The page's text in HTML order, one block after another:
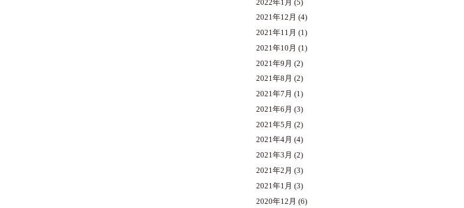
2022年1月 (5)
2021年12月 (4)
2021年11月 (1)
2021年10月 (1)
2021年9月 (2)
2021年8月 (2)
2021年7月 (1)
2021年6月 (3)
2021年5月 (2)
2021年4月 (4)
2021年3月 (2)
2021年2月 (3)
2021年1月 (3)
2020年12月 (6)